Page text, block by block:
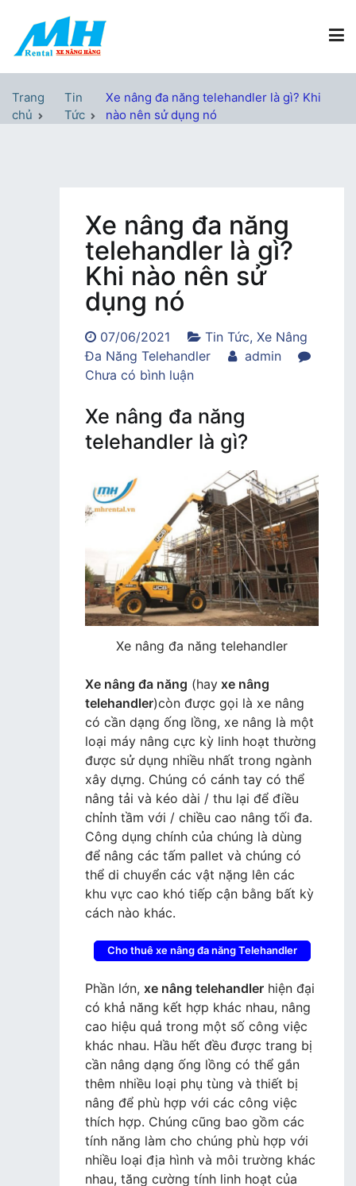
nội
Xe Nâng Hàng MH Rental
Trang
chủ
Tin
Tức
Xe nâng đa năng telehandler là gì? Khi
nào nên sử dụng nó
Xe nâng đa năng
telehandler là gì?
Khi nào nên sử
dụng nó
07/06/2021 Tin Tức, Xe Nâng
Đa Năng Telehandler
admin
Chưa có bình luậntrong
nâng
đa
năng
telehandler
là
gì?
Khi
nào
nên
sử
dụng
nó
Xe nâng đa năng
telehandler là gì?
Xe nâng đa năng telehandler
Xe nâng đa năng (hay xe nâng
telehandler)còn được gọi là xe nâng
có cần dạng ống lồng, xe nâng là một
loại máy nâng cực kỳ linh hoạt thường
được sử dụng nhiều nhất trong ngành
xây dựng. Chúng có cánh tay có thể
nâng tải và kéo dài / thu lại để điều
chỉnh tầm với / chiều cao nâng tối đa.
Công dụng chính của chúng là dùng
để nâng các tấm pallet và chúng có
thể di chuyển các vật nặng lên các
khu vực cao khó tiếp cận bằng bất kỳ
cách nào khác.
Cho thuê xe nâng đa năng Telehandler
Phần lớn, xe nâng telehandler hiện đại
có khả năng kết hợp khác nhau, nâng
cao hiệu quả trong một số công việc
khác nhau. Hầu hết đều được trang bị
cần nâng dạng ống lồng có thể gắn
thêm nhiều loại phụ tùng và thiết bị
nâng để phù hợp với các công việc
thích hợp. Chúng cũng bao gồm các
tính năng làm cho chúng phù hợp với
nhiều loại địa hình và môi trường khác
nhau, tăng cường tính linh hoạt của